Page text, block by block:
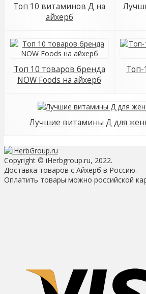
Топ 10 витаминов Д на
айхерб
Топ 10 товаров бренда
NOW Foods на айхерб
Лучшие витамины Д для
Copyright © iHerbgroup.ru, 2022.
Доставка товаров с Айхерб в Россию.
Оплатить товары можно российской